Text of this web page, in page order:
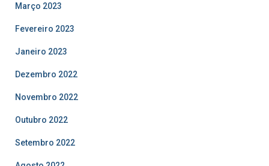
Março 2023
Fevereiro 2023
Janeiro 2023
Dezembro 2022
Novembro 2022
Outubro 2022
Setembro 2022